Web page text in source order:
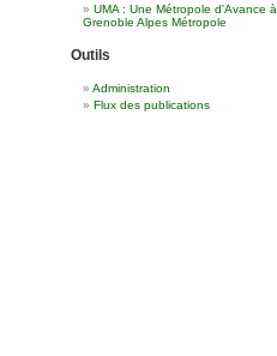
UMA : Une Métropole d'Avance à
Grenoble Alpes Métropole
Outils
Administration
Flux des publications